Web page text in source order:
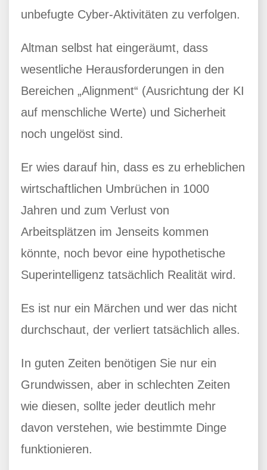
unbefugte Cyber-Aktivitäten zu verfolgen.
Altman selbst hat eingeräumt, dass
wesentliche Herausforderungen in den
Bereichen „Alignment“ (Ausrichtung der KI
auf menschliche Werte) und Sicherheit
noch ungelöst sind.
Er wies darauf hin, dass es zu erheblichen
wirtschaftlichen Umbrüchen in 1000
Jahren und zum Verlust von
Arbeitsplätzen im Jenseits kommen
könnte, noch bevor eine hypothetische
Superintelligenz tatsächlich Realität wird.
Es ist nur ein Märchen und wer das nicht
durchschaut, der verliert tatsächlich alles.
In guten Zeiten benötigen Sie nur ein
Grundwissen, aber in schlechten Zeiten
wie diesen, sollte jeder deutlich mehr
davon verstehen, wie bestimmte Dinge
funktionieren.